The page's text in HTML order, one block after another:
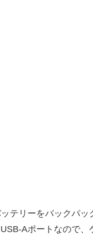
テリーをバックパッ
Aポートなので、